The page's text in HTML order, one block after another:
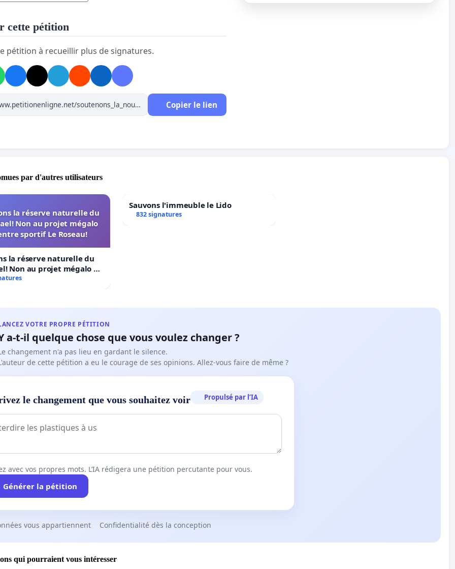
à disposition un local adapté à la pratique du judo
projet, c'est :
fait vivre notre ville.
chance à Alliance Judo Fontenay, c'est investir dans la
et le vivre-ensembleà Fontenay sous Bois
cette pétition
pétition à recueillir plus de signatures.
Copier le lien
par d'autres utilisateurs
la réserve naturelle du
Non au projet mégalo
sportif Le Roseau!
la réserve naturelle du
Non au projet mégalo du
Le Roseau!
Sauvons l'immeuble le Lido
832 signatures
VOTRE PROPRE PÉTITION
a-t-il quelque chose que vous voulez changer ?
changement n'a pas lieu en gardant le silence.
de cette pétition a eu le courage de ses opinions. Allez-vous faire de même ?
le changement que vous souhaitez voir Propulsé par l’IA
avec vos propres mots. L’IA rédigera une pétition percutante pour vous.
Générer la pétition
vous appartiennent Confidentialité dès la conception
qui pourraient vous intéresser